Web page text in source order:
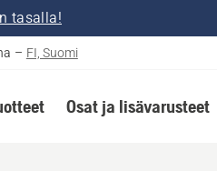
tasalla!
– FI, Suomi
Osat ja lisävarusteet